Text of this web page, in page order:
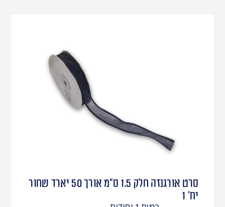
סרט אורגנזה חלק 1.5 ס"מ אורך 50 יארד שחור
יח' 1